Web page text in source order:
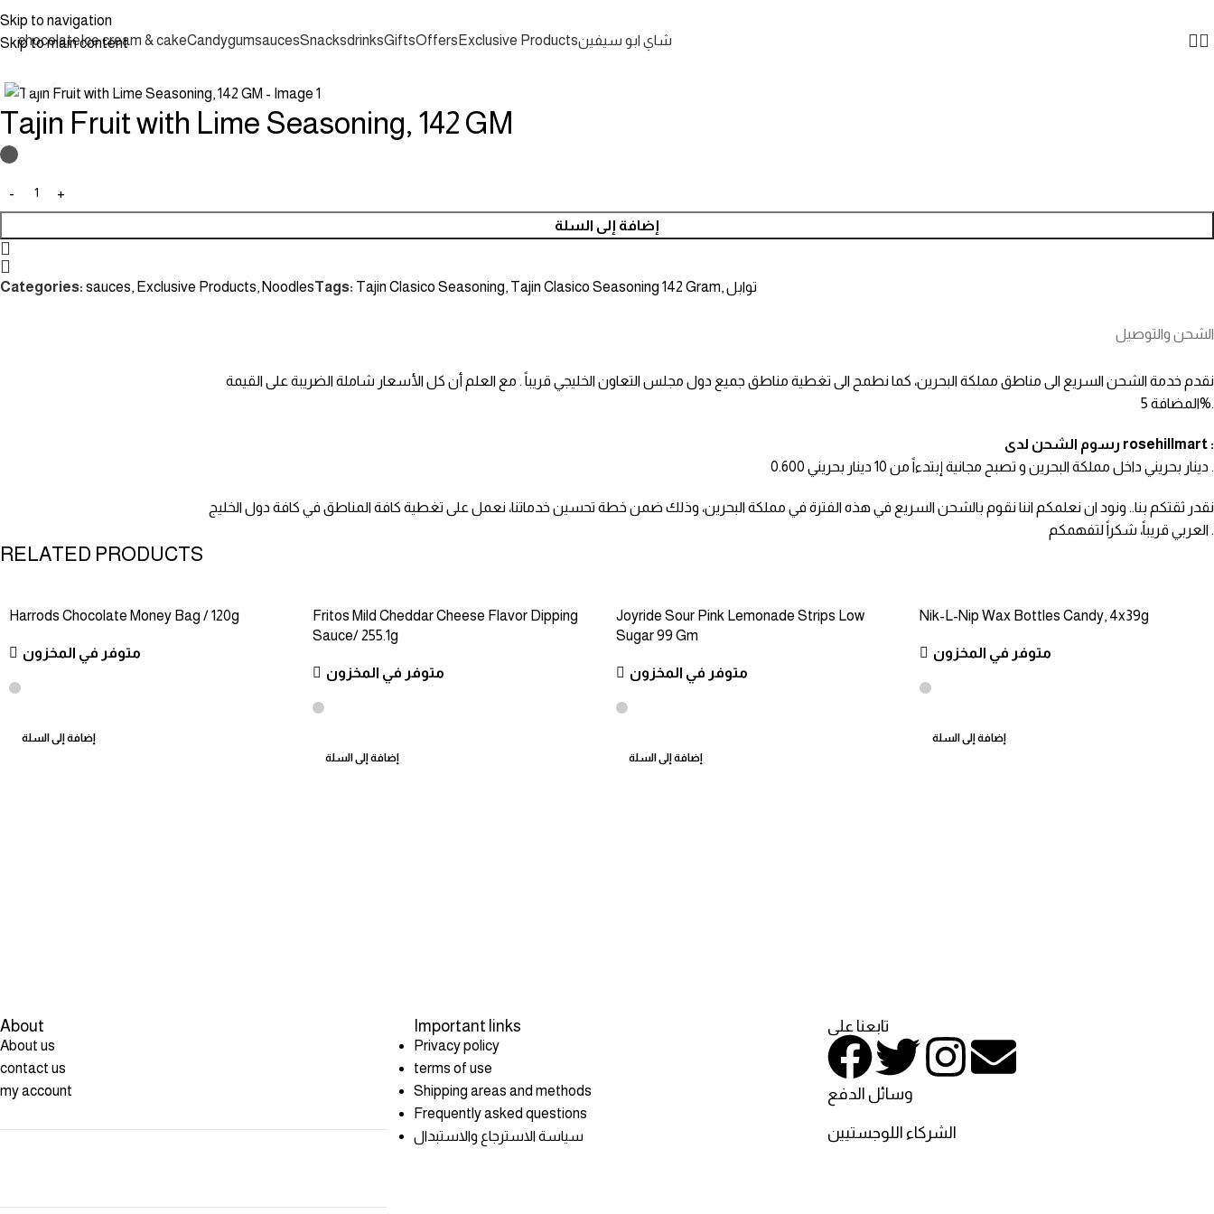
Skip to navigation
Skip to main content
chocolateIce cream & cakeCandygumsaucesSnacksdrinksGiftsOffers Exclusive Productsشاي ابو سيفين
Tajin Fruit with Lime Seasoning, 142 GM
إضافة إلى السلة
Categories: sauces, Exclusive Products, NoodlesTags: Tajin Clasico Seasoning, Tajin Clasico Seasoning 142 Gram,توابل
الشحن والتوصيل
نقدم خدمة الشحن السريع الى مناطق مملكة البحرين، كما نطمح الى تغطية مناطق جميع دول مجلس التعاون الخليجي قريباً . مع العلم أن كل الأسعار شاملة الضريبة على القيمة
المضافة 5%.
رسوم الشحن لدى rosehillmart :
0.600 دينار بحريني داخل مملكة البحرين و تصبح مجانية إبتدءاً من 10 دينار بحريني .
نقدر ثقتكم بنا.. ونود ان نعلمكم اننا نقوم بالشحن السريع في هذه الفترة في مملكة البحرين، وذلك ضمن خطة تحسين خدماتنا، نعمل على تغطية كافة المناطق في كافة دول الخليج
العربي قريباً، شكراً لتفهمكم .
RELATED PRODUCTS
Harrods Chocolate Money Bag / 120g
متوفر في المخزون
إضافة إلى السلة
Fritos Mild Cheddar Cheese Flavor Dipping
Sauce/ 255.1g
متوفر في المخزون
إضافة إلى السلة
Joyride Sour Pink Lemonade Strips Low
Sugar 99 Gm
متوفر في المخزون
إضافة إلى السلة
Nik-L-Nip Wax Bottles Candy, 4x39g
متوفر في المخزون
إضافة إلى السلة
About
About us
contact us
my account
Important links
Privacy policy
terms of use
Shipping areas and methods
Frequently asked questions
سياسة الاسترجاع والاستبدال
تابعنا على
وسائل الدفع
الشركاء اللوجستيين